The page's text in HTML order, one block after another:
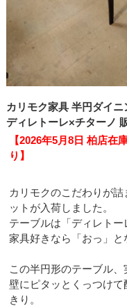
カリモク家具 半円ダイニ
ディレトーレ×チターノ
【2026年5月8日 柏店在
り】
カリモクのこだわりが
ットが入荷しました。
テーブルは「ディレトー
家具好きなら「おっ」と
この半円形のテーブル、
壁にピタッとくっつけ
きり。